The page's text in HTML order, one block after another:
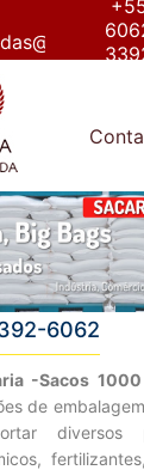
6062
-Sacos
de
diversos